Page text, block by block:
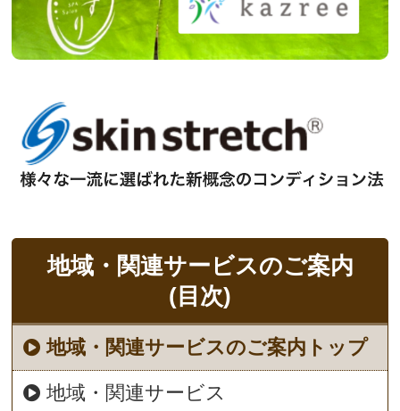
地域・関連サービスのご案内
(目次)
地域・関連サービスのご案内トップ
地域・関連サービス